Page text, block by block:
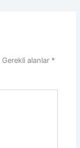
Gerekli alanlar *